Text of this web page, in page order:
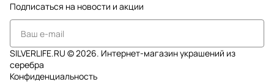
Подписаться на новости и акции
SILVERLIFE.RU © 2026. Интернет-магазин украшений из
серебра
Конфиденциальность